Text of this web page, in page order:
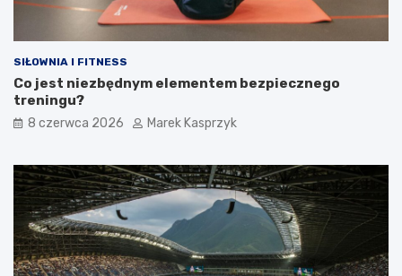
SIŁOWNIA I FITNESS
Co jest niezbędnym elementem bezpiecznego
treningu?
8 czerwca 2026 Marek Kasprzyk